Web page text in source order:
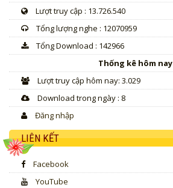
Lượt truy cập : 13.726.540
Tổng lượng nghe : 12070959
Tổng Download : 142966
Thống kê hôm nay
Lượt truy cập hôm nay: 3.029
Download trong ngày : 8
Đăng nhập
LIÊN KẾT
Facebook
YouTube